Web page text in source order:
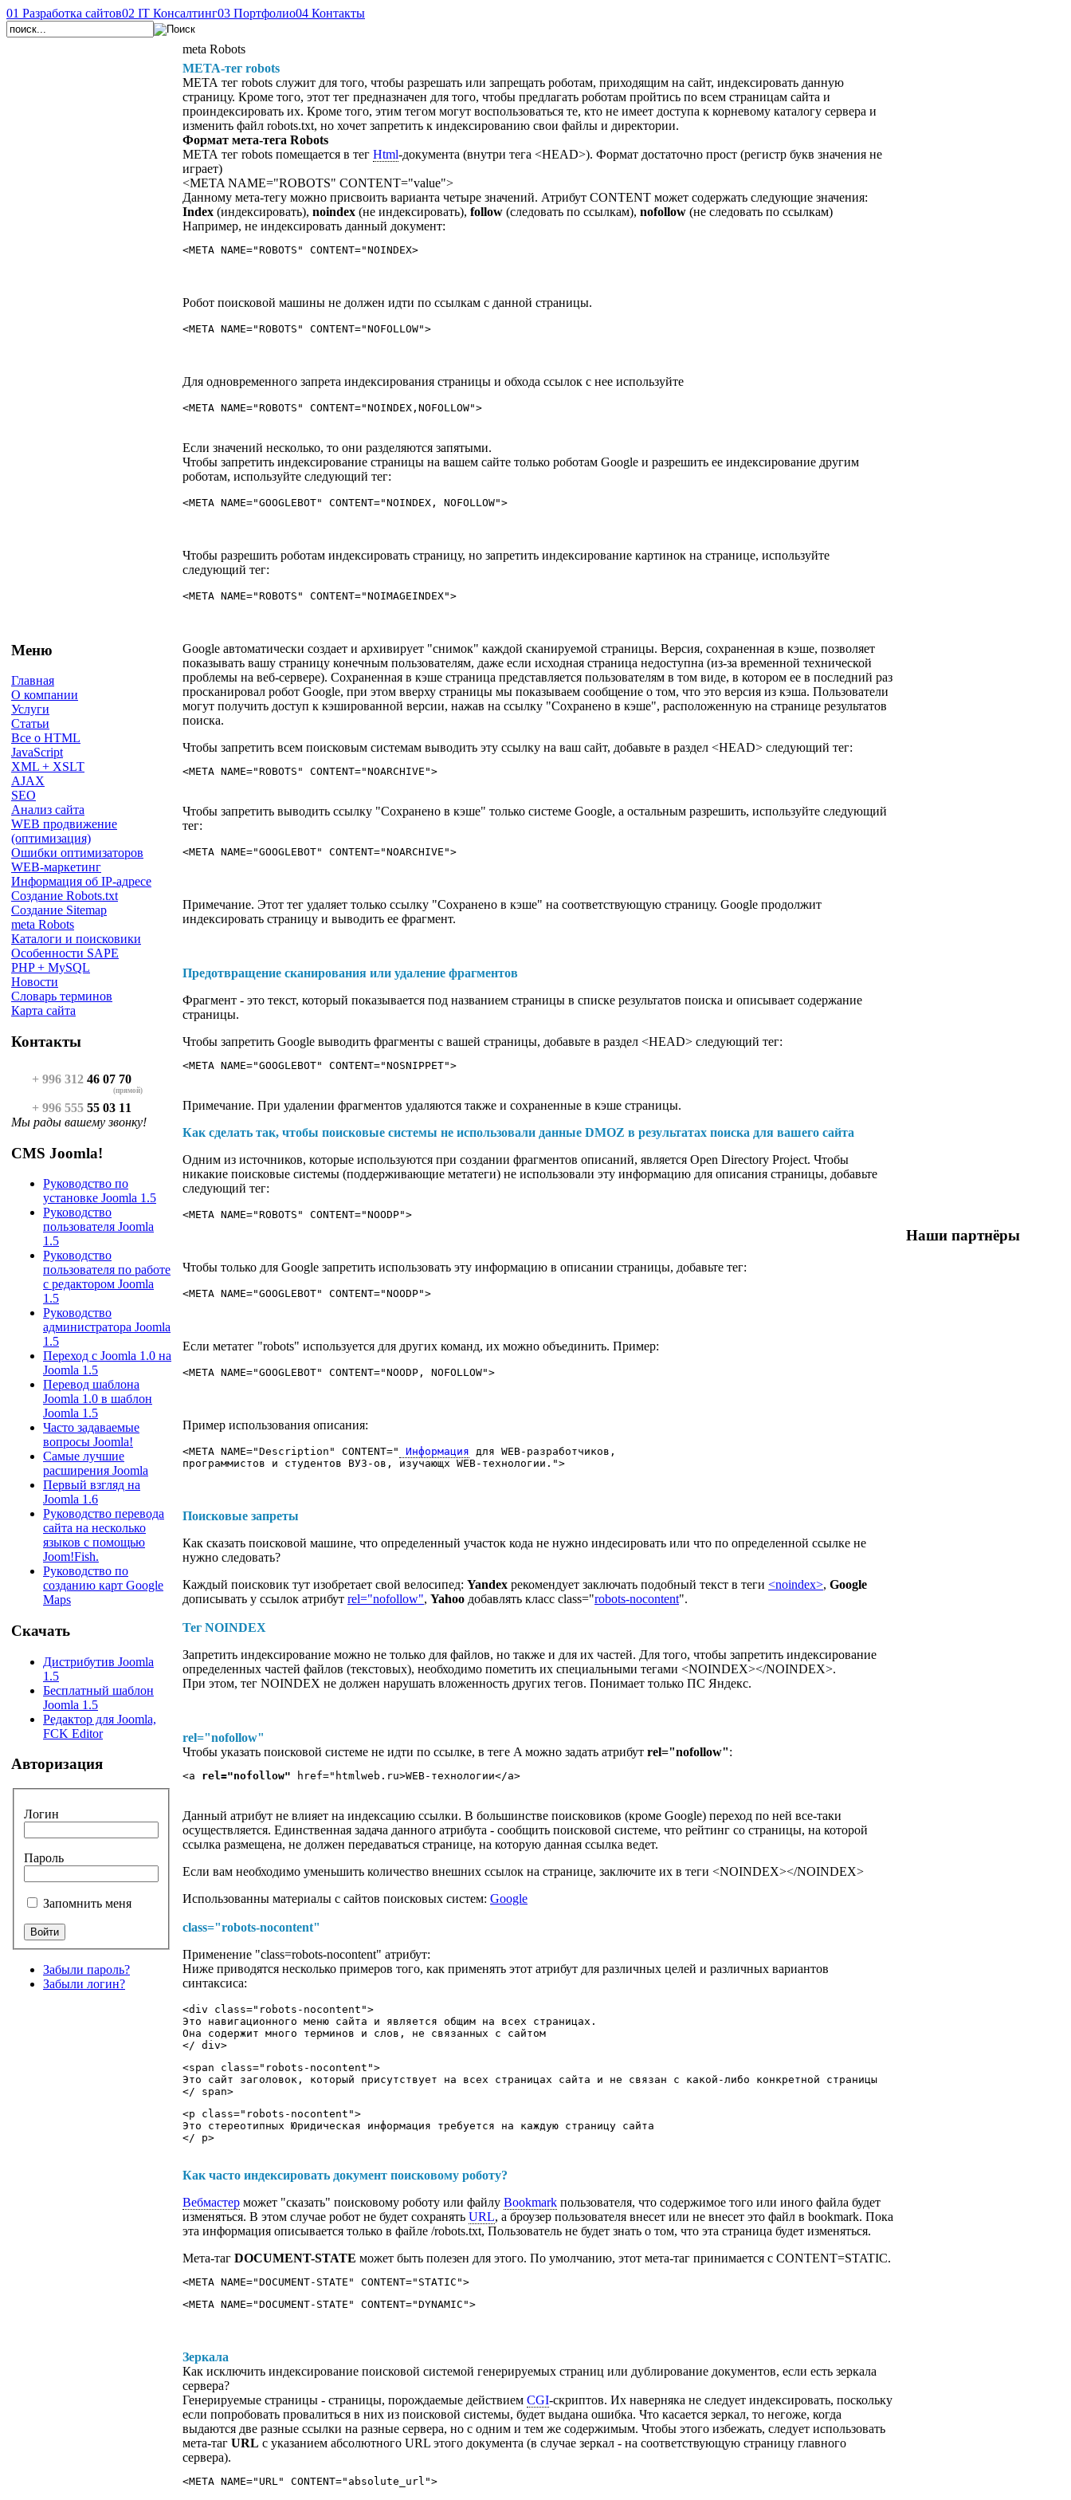
01 Разработка сайтов02 IT Консалтинг03 Портфолио04 Контакты
Меню
Главная
О компании
Услуги
Статьи
Все о HTML
JavaScript
XML + XSLT
AJAX
SEO
Анализ сайта
WEB продвижение
(оптимизация)
Ошибки оптимизаторов
WEB-маркетинг
Информация об IP-адресе
Создание Robots.txt
Создание Sitemap
meta Robots
Каталоги и поисковики
Особенности SAPE
PHP + MySQL
Новости
Словарь терминов
Карта сайта
Контакты
+ 996 312 46 07 70
(прямой)
+ 996 555 55 03 11
Мы рады вашему звонку!
CMS Joomla!
Руководство по
установке Joomla 1.5
Руководство
пользователя Joomla
1.5
Руководство
пользователя по работе
с редактором Joomla
1.5
Руководство
администратора Joomla
1.5
Переход с Joomla 1.0 на
Joomla 1.5
Перевод шаблона
Joomla 1.0 в шаблон
Joomla 1.5
Часто задаваемые
вопросы Joomla!
Самые лучшие
расширения Joomla
Первый взгляд на
Joomla 1.6
Руководство перевода
сайта на несколько
языков с помощью
Joom!Fish.
Руководство по
созданию карт Google
Maps
Скачать
Дистрибутив Joomla
1.5
Бесплатный шаблон
Joomla 1.5
Редактор для Joomla,
FCK Editor
Авторизация
Логин
Пароль
Запомнить меня
Забыли пароль?
Забыли логин?
meta Robots
МЕТА-тег robots
МЕТА тег robots служит для того, чтобы разрешать или запрещать роботам, приходящим на сайт, индексировать данную
страницу. Кроме того, этот тег предназначен для того, чтобы предлагать роботам пройтись по всем страницам сайта и
проиндексировать их. Кроме того, этим тегом могут воспользоваться те, кто не имеет доступа к корневому каталогу сервера и
изменить файл robots.txt, но хочет запретить к индексированию свои файлы и директории.
Формат мета-тега Robots
МЕТА тег robots помещается в тег Html-документа (внутри тега <HEAD>). Формат достаточно прост (регистр букв значения не
играет)
<META NAME="ROBOTS" CONTENT="value">
Данному мета-тегу можно присвоить варианта четыре значений. Атрибут CONTENT может содержать следующие значения:
Index (индексировать), noindex (не индексировать), follow (следовать по ссылкам), nofollow (не следовать по ссылкам)
Например, не индексировать данный документ:
<META NAME="ROBOTS" CONTENT="NOINDEX>
Робот поисковой машины не должен идти по ссылкам с данной страницы.
<META NAME="ROBOTS" CONTENT="NOFOLLOW">
Для одновременного запрета индексирования страницы и обхода ссылок с нее используйте
<META NAME="ROBOTS" CONTENT="NOINDEX,NOFOLLOW">
Если значений несколько, то они разделяются запятыми.
Чтобы запретить индексирование страницы на вашем сайте только роботам Google и разрешить ее индексирование другим
роботам, используйте следующий тег:
Чтобы разрешить роботам индексировать страницу, но запретить индексирование картинок на странице, используйте
следующий тег:
Google автоматически создает и архивирует "снимок" каждой сканируемой страницы. Версия, сохраненная в кэше, позволяет
показывать вашу страницу конечным пользователям, даже если исходная страница недоступна (из-за временной технической
проблемы на веб-сервере). Сохраненная в кэше страница представляется пользователям в том виде, в котором ее в последний раз
просканировал робот Google, при этом вверху страницы мы показываем сообщение о том, что это версия из кэша. Пользователи
могут получить доступ к кэшированной версии, нажав на ссылку "Сохранено в кэше", расположенную на странице результатов
поиска.
Чтобы запретить всем поисковым системам выводить эту ссылку на ваш сайт, добавьте в раздел <HEAD> следующий тег:
<META NAME="ROBOTS" CONTENT="NOARCHIVE">
Чтобы запретить выводить ссылку "Сохранено в кэше" только системе Google, а остальным разрешить, используйте следующий
тег:
Примечание. Этот тег удаляет только ссылку "Сохранено в кэше" на соответствующую страницу. Google продолжит
индексировать страницу и выводить ее фрагмент.
Предотвращение сканирования или удаление фрагментов
Фрагмент - это текст, который показывается под названием страницы в списке результатов поиска и описывает содержание
страницы.
Чтобы запретить Google выводить фрагменты с вашей страницы, добавьте в раздел <HEAD> следующий тег:
<META NAME="GOOGLEBOT" CONTENT="NOSNIPPET">
Примечание. При удалении фрагментов удаляются также и сохраненные в кэше страницы.
Как сделать так, чтобы поисковые системы не использовали данные DMOZ в результатах поиска для вашего сайта
Одним из источников, которые используются при создании фрагментов описаний, является Open Directory Project. Чтобы
никакие поисковые системы (поддерживающие метатеги) не использовали эту информацию для описания страницы, добавьте
следующий тег:
<META NAME="ROBOTS" CONTENT="NOODP">
Чтобы только для Google запретить использовать эту информацию в описании страницы, добавьте тег:
<META NAME="GOOGLEBOT" CONTENT="NOODP">
Если метатег "robots" используется для других команд, их можно объединить. Пример:
<META NAME="GOOGLEBOT" CONTENT="NOODP, NOFOLLOW">
Пример использования описания:
<META NAME="Description" CONTENT=" Информация для WEB-разработчиков,
программистов и студентов ВУЗ-ов, изучающх WEB-технологии.">
Поисковые запреты
Как сказать поисковой машине, что определенный участок кода не нужно индесировать или что по определенной ссылке не
нужно следовать?
Каждый поисковик тут изобретает свой велосипед: Yandex рекомендует заключать подобный текст в теги <noindex>, Google
дописывать у ссылок атрибут rel="nofollow", Yahoo добавлять класс class="robots-nocontent".
Тег NOINDEX
Запретить индексирование можно не только для файлов, но также и для их частей. Для того, чтобы запретить индексирование
определенных частей файлов (текстовых), необходимо пометить их специальными тегами <NOINDEX></NOINDEX>.
При этом, тег NOINDEX не должен нарушать вложенность других тегов. Понимает только ПС Яндекс.
rel="nofollow"
Чтобы указать поисковой системе не идти по ссылке, в теге A можно задать атрибут rel="nofollow":
<a rel="nofollow" href="htmlweb.ru>WEB-технологии</a>
Данный атрибут не влияет на индексацию ссылки. В большинстве поисковиков (кроме Google) переход по ней все-таки
осуществляется. Единственная задача данного атрибута - сообщить поисковой системе, что рейтинг со страницы, на которой
ссылка размещена, не должен передаваться странице, на которую данная ссылка ведет.
Если вам необходимо уменьшить количество внешних ссылок на странице, заключите их в теги <NOINDEX></NOINDEX>
Использованны материалы с сайтов поисковых систем: Google
class="robots-nocontent"
Применение "class=robots-nocontent" атрибут:
Ниже приводятся несколько примеров того, как применять этот атрибут для различных целей и различных вариантов
синтаксиса:
<div class="robots-nocontent">
Это навигационного меню сайта и является общим на всех страницах.
Она содержит много терминов и слов, не связанных с сайтом
</ div>
<span class="robots-nocontent">
Это сайт заголовок, который присутствует на всех страницах сайта и не связан с какой-либо конкретной страницы
<p class="robots-nocontent">
Это стереотипных Юридическая информация требуется на каждую страницу сайта
Как часто индексировать документ поисковому роботу?
Вебмастер может "сказать" поисковому роботу или файлу Bookmark пользователя, что содержимое того или иного файла будет
изменяться. В этом случае робот не будет сохранять URL, а броузер пользователя внесет или не внесет это файл в bookmark. Пока
эта информация описывается только в файле /robots.txt, Пользователь не будет знать о том, что эта страница будет изменяться.
Мета-таг DOCUMENT-STATE может быть полезен для этого. По умолчанию, этот мета-таг принимается с CONTENT=STATIC.
<META NAME="DOCUMENT-STATE" CONTENT="STATIC">
<META NAME="DOCUMENT-STATE" CONTENT="DYNAMIC">
Зеркала
Как исключить индексирование поисковой системой генерируемых страниц или дублирование документов, если есть зеркала
сервера?
Генерируемые страницы - страницы, порождаемые действием CGI-скриптов. Их наверняка не следует индексировать, поскольку
если попробовать провалиться в них из поисковой системы, будет выдана ошибка. Что касается зеркал, то негоже, когда
выдаются две разные ссылки на разные сервера, но с одним и тем же содержимым. Чтобы этого избежать, следует использовать
мета-таг URL с указанием абсолютного URL этого документа (в случае зеркал - на соответствующую страницу главного
сервера).
<META NAME="URL" CONTENT="absolute_url">
Наши партнёры